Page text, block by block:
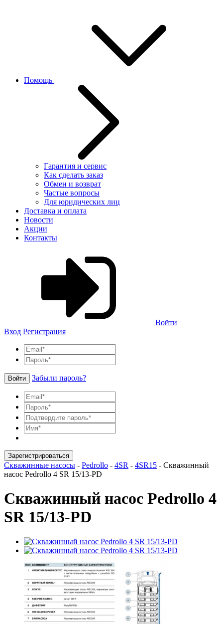
Помощь
Гарантия и сервис
Как сделать заказ
Обмен и возврат
Частые вопросы
Для юридических лиц
Доставка и оплата
Новости
Акции
Контакты
Войти
Вход Регистрация
Войти Забыли пароль?
Зарегистрироваться
Скважинные насосы - Pedrollo - 4SR - 4SR15 - Скважинный
насос Pedrollo 4 SR 15/13-PD
Скважинный насос Pedrollo 4
SR 15/13-PD